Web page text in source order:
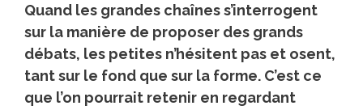
Quand les grandes chaînes s’interrogent
sur la manière de proposer des grands
débats, les petites n’hésitent pas et osent,
tant sur le fond que sur la forme. C’est ce
que l’on pourrait retenir en regardant